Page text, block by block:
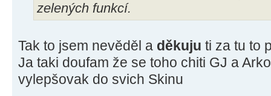
zelených funkcí.
Tak to jsem nevěděl a děkuju ti za tu to
Ja taki doufam že se toho chiti GJ a
vylepšovak do svich Skinu